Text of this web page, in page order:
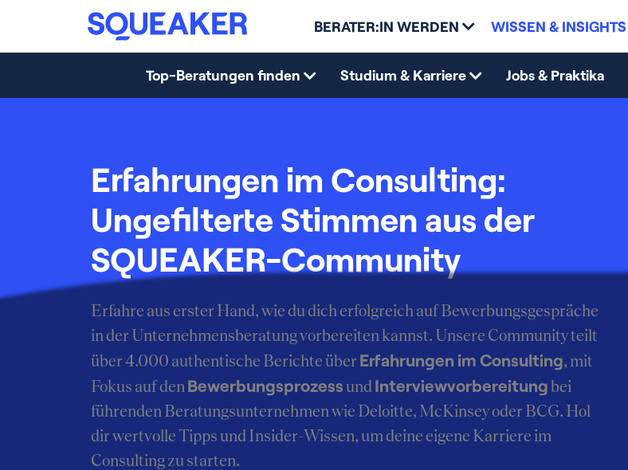
BERATER:IN WERDEN WISSEN & INSIGHTS
Top-Beratungen finden Studium & Karriere Jobs & Praktika
Erfahrungen im Consulting:
Ungefilterte Stimmen aus der
SQUEAKER-Community
Erfahre aus erster Hand, wie du dich erfolgreich auf Bewerbungsgespräche
in der Unternehmensberatung vorbereiten kannst. Unsere Community teilt
über 4.000 authentische Berichte über Erfahrungen im Consulting, mit
Fokus auf den Bewerbungsprozessund Interviewvorbereitungbei
führenden Beratungsunternehmen wie Deloitte, McKinsey oder BCG. Hol
dir wertvolle Tipps und Insider-Wissen, um deine eigene Karriere im
Consulting zu starten.